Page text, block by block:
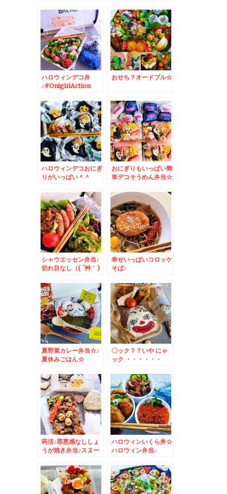
ック
ハロウィンデコ弁
♪#OnigiriAction
おせち？オードブル☆
ハロウィンデコおにぎ
りがいっぱい＾＾
おにぎりもいっぱい簡
単デコそうめん弁当☆
シャウエッセン弁当♪
切れ目なし（( ´艸｀)
幸せいっぱいコロッケ
そば♪
夏野菜カレー弁当☆♪
夏休みごはん☆
〇ック？？いや にゃ
ック ・・・・・・
蒟活♪罪悪感なししょ
うが焼き弁当♪スヌー
ハロウィンいくら丼☆
ハロウィン弁当♪